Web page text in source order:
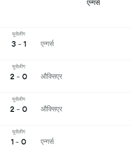
एन्गर्स
यूरोलीग
3 - 1 एन्गर्स
यूरोलीग
2 - 0 औक्सिएर
यूरोलीग
2 - 0 औक्सिएर
यूरोलीग
1 - 0 एन्गर्स